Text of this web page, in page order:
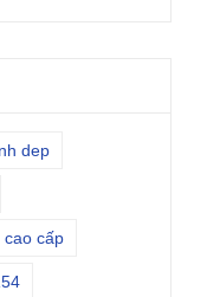
dep
cao cấp